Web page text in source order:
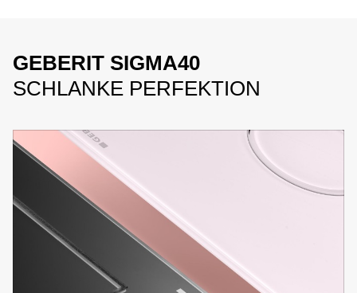
GEBERIT SIGMA40
SCHLANKE PERFEKTION